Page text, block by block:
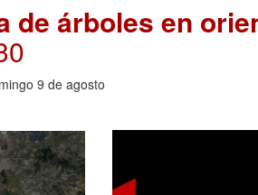
de árboles en
9 de agosto